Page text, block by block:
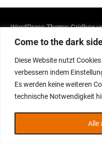
Come to the dark
Diese Website nutzt
verbessern indem
Es werden keine weiteren
technische Notwendigkeit
Alle
WordPress-Theme: Gridbox